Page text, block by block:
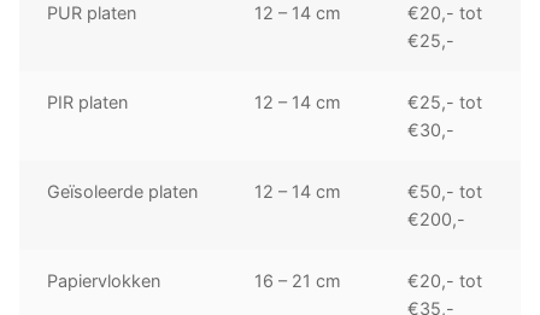
PUR platen 12 – 14 cm
€20,- tot
€25,-
PIR platen 12 – 14 cm
€25,- tot
€30,-
Geïsoleerde platen 12 – 14 cm
€50,- tot
€200,-
Papiervlokken 16 – 21 cm
€20,- tot
€35,-